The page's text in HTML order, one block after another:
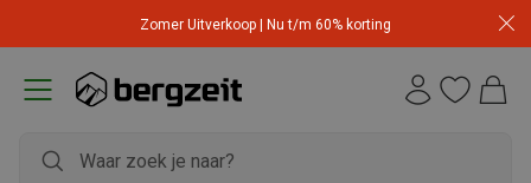
Zomer Uitverkoop | Nu t/m 60% korting